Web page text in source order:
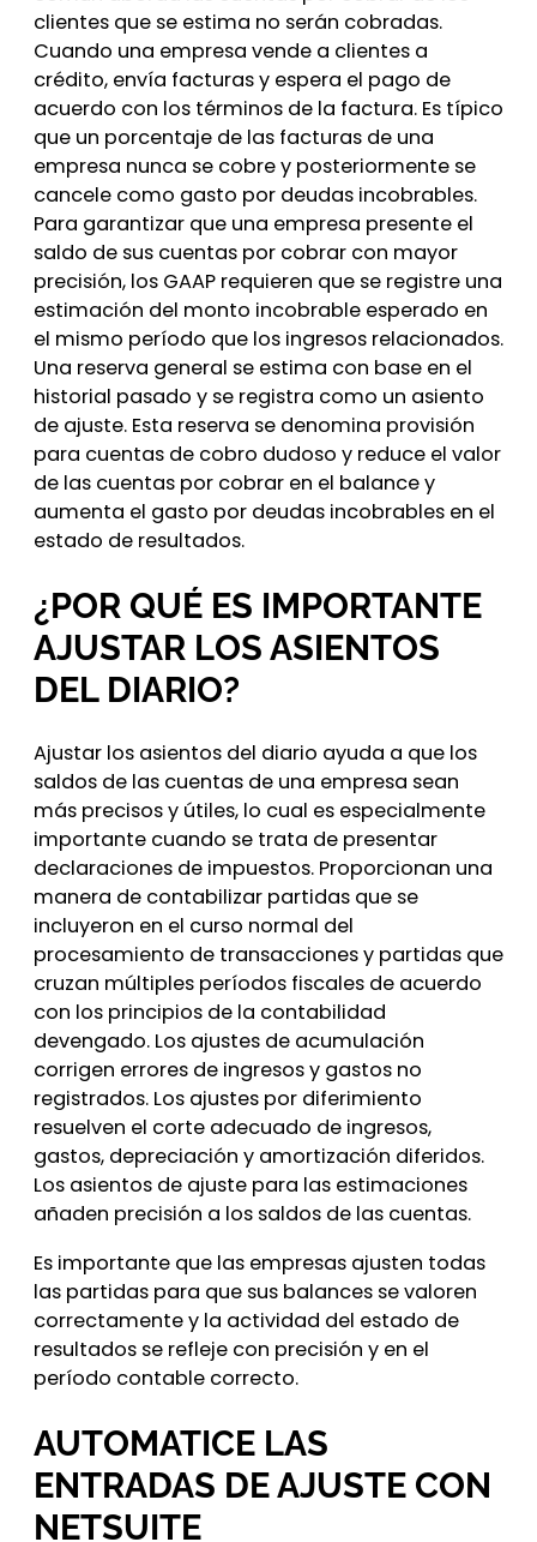
clientes que se estima no serán cobradas.
Cuando una empresa vende a clientes a
crédito, envía facturas y espera el pago de
acuerdo con los términos de la factura. Es típico
que un porcentaje de las facturas de una
empresa nunca se cobre y posteriormente se
cancele como gasto por deudas incobrables.
Para garantizar que una empresa presente el
saldo de sus cuentas por cobrar con mayor
precisión, los GAAP requieren que se registre una
estimación del monto incobrable esperado en
el mismo período que los ingresos relacionados.
Una reserva general se estima con base en el
historial pasado y se registra como un asiento
de ajuste. Esta reserva se denomina provisión
para cuentas de cobro dudoso y reduce el valor
de las cuentas por cobrar en el balance y
aumenta el gasto por deudas incobrables en el
estado de resultados.
¿POR QUÉ ES IMPORTANTE
AJUSTAR LOS ASIENTOS
DEL DIARIO?
Ajustar los asientos del diario ayuda a que los
saldos de las cuentas de una empresa sean
más precisos y útiles, lo cual es especialmente
importante cuando se trata de presentar
declaraciones de impuestos. Proporcionan una
manera de contabilizar partidas que se
incluyeron en el curso normal del
procesamiento de transacciones y partidas que
cruzan múltiples períodos fiscales de acuerdo
con los principios de la contabilidad
devengado. Los ajustes de acumulación
corrigen errores de ingresos y gastos no
registrados. Los ajustes por diferimiento
resuelven el corte adecuado de ingresos,
gastos, depreciación y amortización diferidos.
Los asientos de ajuste para las estimaciones
añaden precisión a los saldos de las cuentas.
Es importante que las empresas ajusten todas
las partidas para que sus balances se valoren
correctamente y la actividad del estado de
resultados se refleje con precisión y en el
período contable correcto.
AUTOMATICE LAS
ENTRADAS DE AJUSTE CON
NETSUITE